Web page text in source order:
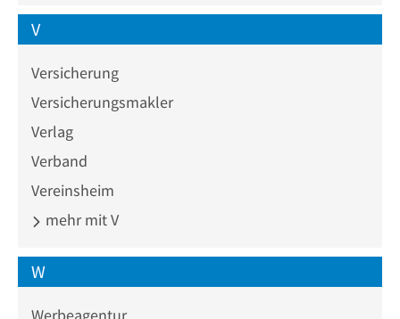
V
Versicherung
Versicherungsmakler
Verlag
Verband
Vereinsheim
mehr mit V
W
Werbeagentur